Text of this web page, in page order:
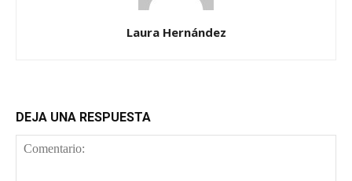
Laura Hernández
DEJA UNA RESPUESTA